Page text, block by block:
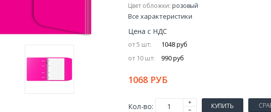
Цвет обложки: розовый
Все характеристики
Цена с НДС
от 5 шт:
1048 руб
от 10 шт:
990 руб
1068 РУБ
Кол-во: КУПИТЬ